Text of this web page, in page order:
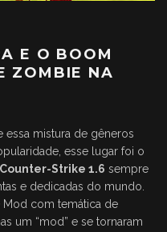
E O BOOM
ZOMBIE NA
essa mistura de gêneros
esse lugar foi o
Counter-Strike 1.6 sempre
e dedicadas do mundo.
Mod com temática de
um “mod” e se tornaram